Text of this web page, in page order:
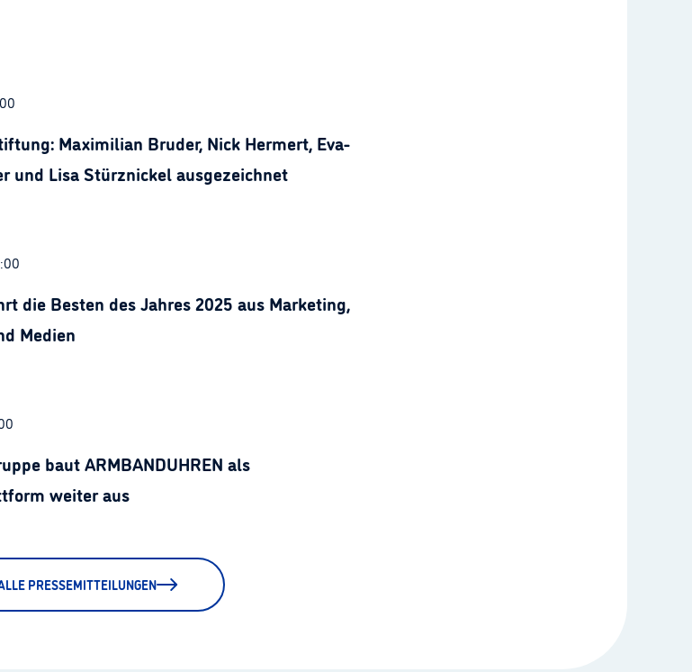
Maximilian Bruder, Nick Hermert, Eva-
und Lisa Stürznickel ausgezeichnet
die Besten des Jahres 2025 aus Marketing,
Medien
baut ARMBANDUHREN als
weiter aus
PRESSEMITTEILUNGEN